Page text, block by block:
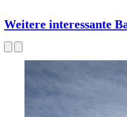
Weitere interessante